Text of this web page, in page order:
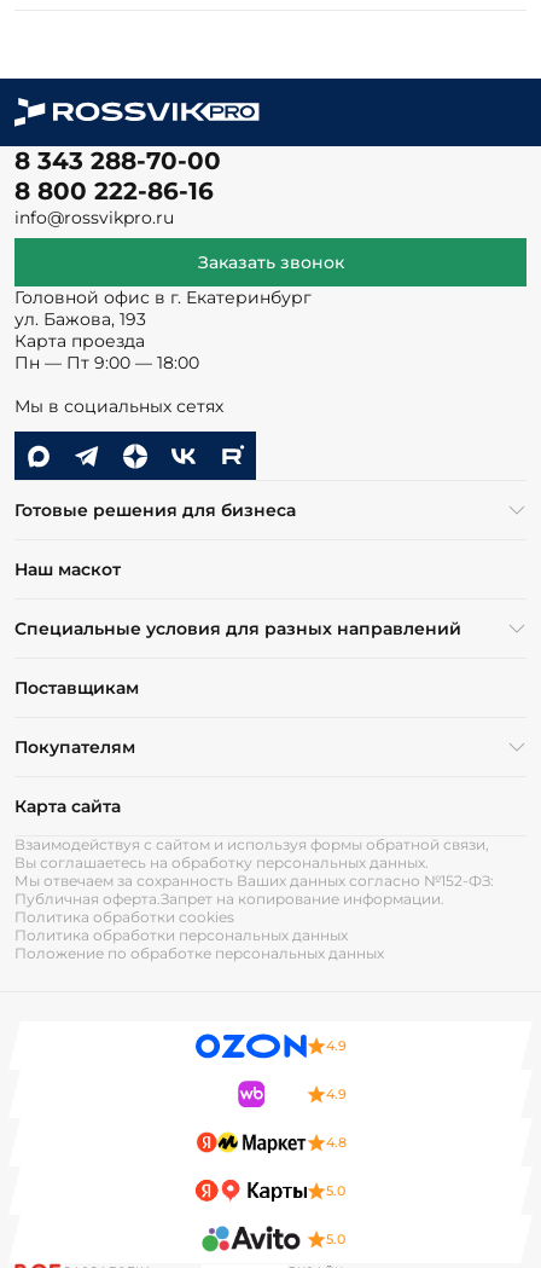
8 343 288-70-00
8 800 222-86-16
info@rossvikpro.ru
Заказать звонок
Головной офис в г. Екатеринбург
ул. Бажова, 193
Карта проезда
Пн — Пт 9:00 — 18:00
Мы в социальных сетях
Готовые решения для бизнеса
Наш маскот
Специальные условия для разных направлений
Поставщикам
Покупателям
Карта сайта
Взаимодействуя с сайтом и используя формы обратной связи,
Вы соглашаетесь на обработку персональных данных.
Мы отвечаем за сохранность Ваших данных согласно №152-ФЗ:
Публичная оферта.Запрет на копирование информации.
Политика обработки cookies
Политика обработки персональных данных
Положение по обработке персональных данных
4.9
4.9
4.8
5.0
5.0